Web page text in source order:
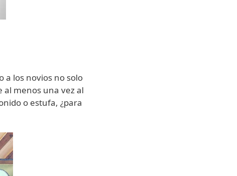
a los novios no solo
al menos una vez al
o estufa, ¿para